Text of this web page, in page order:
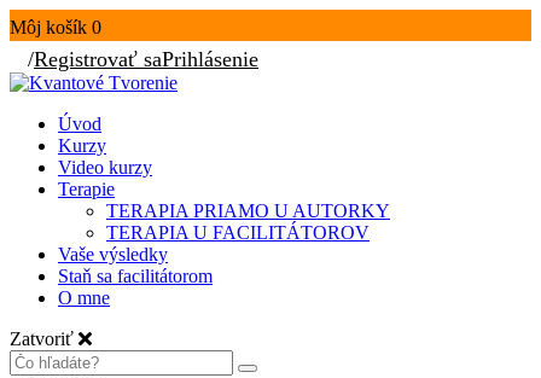
Môj košík 0
/Registrovať saPrihlásenie
Úvod
Kurzy
Video kurzy
Terapie
TERAPIA PRIAMO U AUTORKY
TERAPIA U FACILITÁTOROV
Vaše výsledky
Staň sa facilitátorom
O mne
Zatvoriť